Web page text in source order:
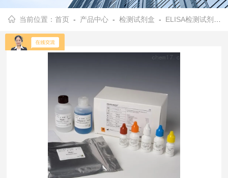
当前位置：首页 - 产品中心 -检测试剂盒 - ELISA检测试剂盒